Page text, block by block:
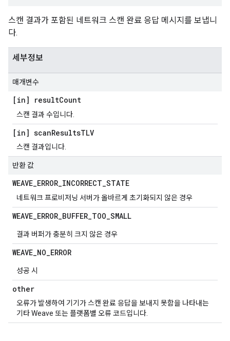
스캔 결과가 포함된 네트워크 스캔 완료 응답 메시지를 보냅니
다.
세부정보
매개변수
[in] resultCount
스캔 결과 수입니다.
[in] scanResultsTLV
스캔 결과입니다.
반환 값
WEAVE_ERROR_INCORRECT_STATE
네트워크 프로비저닝 서버가 올바르게 초기화되지 않은 경우
WEAVE_ERROR_BUFFER_TOO_SMALL
결과 버퍼가 충분히 크지 않은 경우
WEAVE_NO_ERROR
성공 시
other
오류가 발생하여 기기가 스캔 완료 응답을 보내지 못함을 나타내는
기타 Weave 또는 플랫폼별 오류 코드입니다.